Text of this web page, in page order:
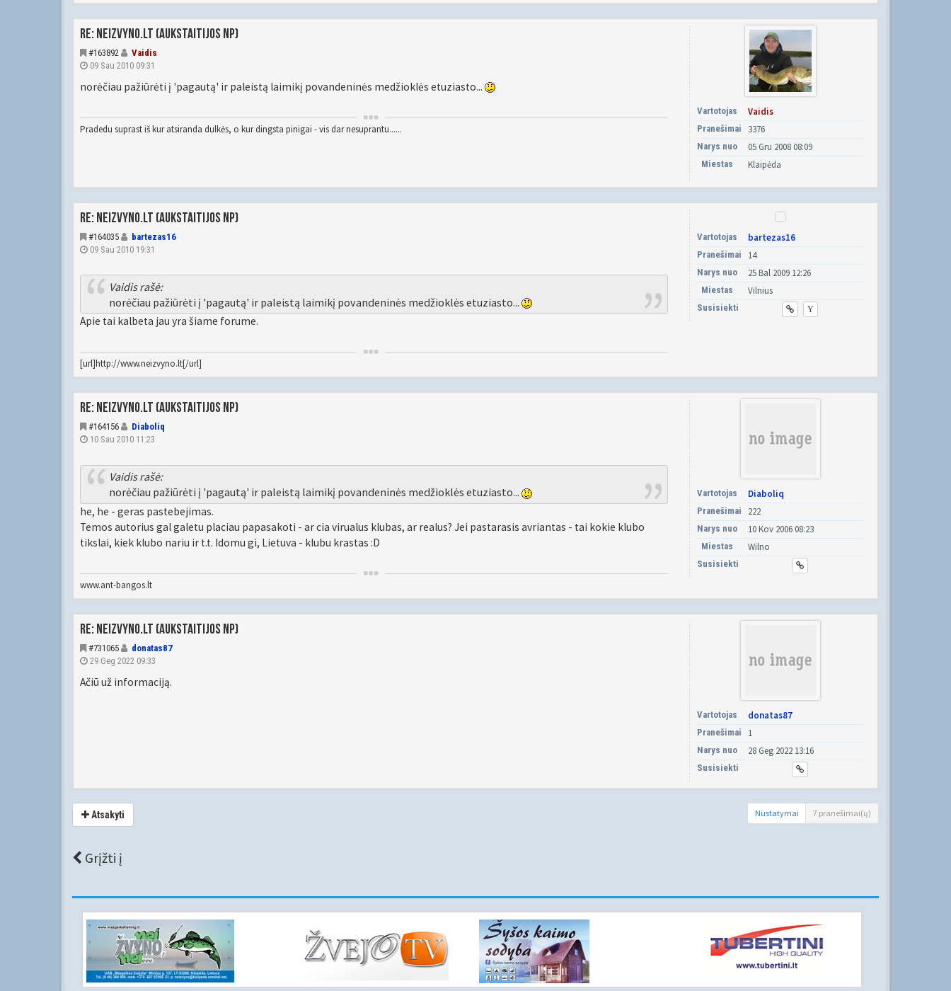
Re: Neizvyno.lt (Aukstaitijos NP)
#163892
Vaidis
09 Sau 2010 09:31
norėčiau pažiūrėti į 'pagautą' ir paleistą laimikį povandeninės medžioklės etuziasto...
Pradedu suprast iš kur atsiranda dulkės, o kur dingsta pinigai - vis dar nesuprantu......
Vartotojas Vaidis
Pranešimai 3376
Narys nuo 05 Gru 2008 08:09
Miestas Klaipėda
Re: Neizvyno.lt (Aukstaitijos NP)
#164035
bartezas16
09 Sau 2010 19:31
Vaidis rašė:
norėčiau pažiūrėti į 'pagautą' ir paleistą laimikį povandeninės medžioklės etuziasto...
Apie tai kalbeta jau yra šiame forume.
[url]http://www.neizvyno.lt[/url]
Vartotojas bartezas16
Pranešimai 14
Narys nuo 25 Bal 2009 12:26
Miestas Vilnius
Susisiekti
Re: Neizvyno.lt (Aukstaitijos NP)
#164156
Diaboliq
10 Sau 2010 11:23
Vaidis rašė:
norėčiau pažiūrėti į 'pagautą' ir paleistą laimikį povandeninės medžioklės etuziasto...
he, he - geras pastebejimas.
Temos autorius gal galetu placiau papasakoti - ar cia virualus klubas, ar realus? Jei pastarasis avriantas - tai kokie klubo
tikslai, kiek klubo nariu ir t.t. Idomu gi, Lietuva - klubu krastas :D
www.ant-bangos.lt
Vartotojas Diaboliq
Pranešimai 222
Narys nuo 10 Kov 2006 08:23
Miestas Wilno
Susisiekti
Re: Neizvyno.lt (Aukstaitijos NP)
#731065
donatas87
29 Geg 2022 09:33
Ačiū už informaciją.
Vartotojas donatas87
Pranešimai 1
Narys nuo 28 Geg 2022 13:16
Susisiekti
Atsakyti Nustatymai 7 pranešimai(ų)
Grįžti į